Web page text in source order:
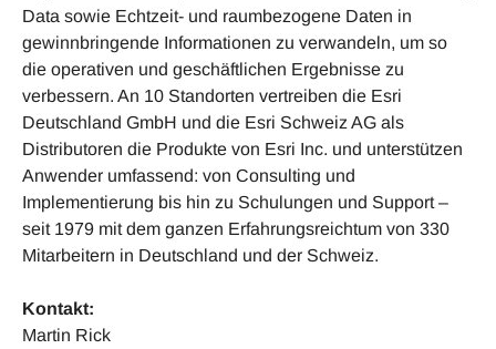
Data sowie Echtzeit- und raumbezogene Daten in
gewinnbringende Informationen zu verwandeln, um so
die operativen und geschäftlichen Ergebnisse zu
verbessern. An 10 Standorten vertreiben die Esri
Deutschland GmbH und die Esri Schweiz AG als
Distributoren die Produkte von Esri Inc. und unterstützen
Anwender umfassend: von Consulting und
Implementierung bis hin zu Schulungen und Support –
seit 1979 mit dem ganzen Erfahrungsreichtum von 330
Mitarbeitern in Deutschland und der Schweiz.
Kontakt:
Martin Rick